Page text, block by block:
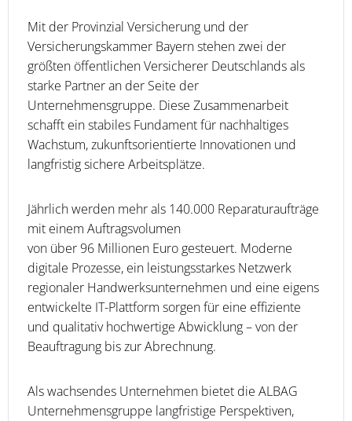
Mit der Provinzial Versicherung und der
Versicherungskammer Bayern stehen zwei der
größten öffentlichen Versicherer Deutschlands als
starke Partner an der Seite der
Unternehmensgruppe. Diese Zusammenarbeit
schafft ein stabiles Fundament für nachhaltiges
Wachstum, zukunftsorientierte Innovationen und
langfristig sichere Arbeitsplätze.
Jährlich werden mehr als 140.000 Reparaturaufträge
mit einem Auftragsvolumen
von über 96 Millionen Euro gesteuert. Moderne
digitale Prozesse, ein leistungsstarkes Netzwerk
regionaler Handwerksunternehmen und eine eigens
entwickelte IT-Plattform sorgen für eine effiziente
und qualitativ hochwertige Abwicklung – von der
Beauftragung bis zur Abrechnung.
Als wachsendes Unternehmen bietet die ALBAG
Unternehmensgruppe langfristige Perspektiven,